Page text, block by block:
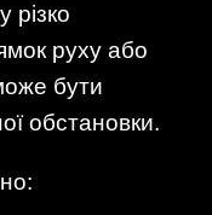
різко
руху або
бути
обстановки.